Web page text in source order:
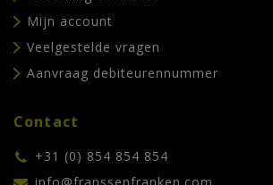
Mijn account
Veelgestelde vragen
Aanvraag debiteurennummer
Contact
+31 (0) 854 854 854